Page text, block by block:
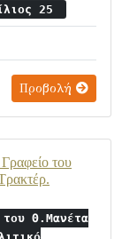
25
Προβολή
του
του Θ.Μανέτα